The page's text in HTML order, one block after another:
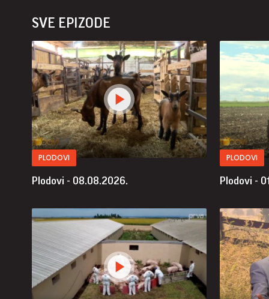
SVE EPIZODE
PLODOVI
Plodovi - 08.08.2026.
PLODOVI
Plodovi -